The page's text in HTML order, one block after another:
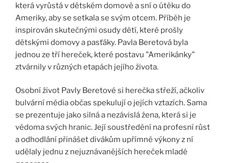
která vyrůstá v dětském domově a sní o útěku do
Ameriky, aby se setkala se svým otcem. Příběh je
inspirován skutečnými osudy dětí, které prošly
dětskými domovy a pasťáky. Pavla Beretová byla
jednou ze tří hereček, které postavu "Amerikánky"
ztvárnily v různých etapách jejího života​.
Osobní život Pavly Beretové si herečka střeží, ačkoliv
bulvární média občas spekulují o jejích vztazích. Sama
se prezentuje jako silná a nezávislá žena, která si je
vědoma svých hranic. Její soustředění na profesní růst
a odhodlání přinášet divákům upřímné výkony z ní
udělaly jednu z nejuznávanějších hereček mladé